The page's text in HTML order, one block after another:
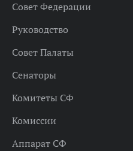
Совет Федерации
Руководство
Совет Палаты
Сенаторы
Комитеты СФ
Комиссии
Аппарат СФ